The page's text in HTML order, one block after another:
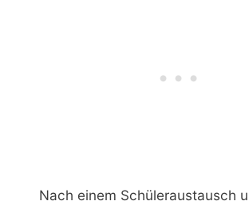
Nach einem Schüleraustausch